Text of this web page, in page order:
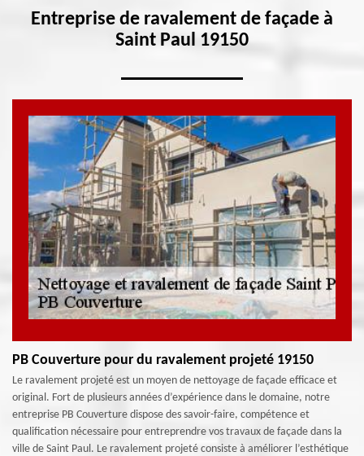
Entreprise de ravalement de façade à
Saint Paul 19150
PB Couverture pour du ravalement projeté 19150
Le ravalement projeté est un moyen de nettoyage de façade efficace et
original. Fort de plusieurs années d’expérience dans le domaine, notre
entreprise PB Couverture dispose des savoir-faire, compétence et
qualification nécessaire pour entreprendre vos travaux de façade dans la
ville de Saint Paul. Le ravalement projeté consiste à améliorer l’esthétique